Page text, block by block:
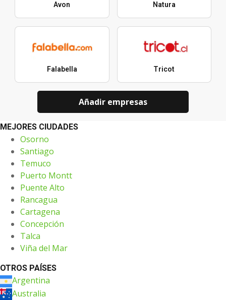
Avon Natura
Falabella Tricot
Añadir empresas
MEJORES CIUDADES
Osorno
Santiago
Temuco
Puerto Montt
Puente Alto
Rancagua
Cartagena
Concepción
Talca
Viña del Mar
OTROS PAÍSES
Argentina
Australia